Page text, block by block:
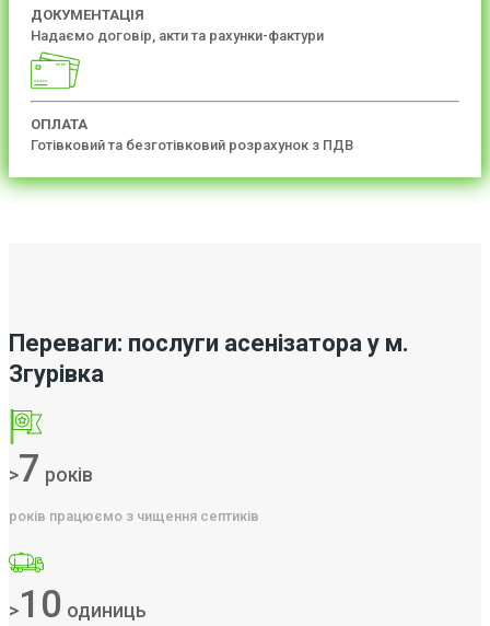
ДОКУМЕНТАЦІЯ
Надаємо договір, акти та рахунки-фактури
ОПЛАТА
Готівковий та безготівковий розрахунок з ПДВ
Переваги: послуги асенізатора у м.
Згурівка
>7 років
років працюємо з чищення септиків
>10 одиниць